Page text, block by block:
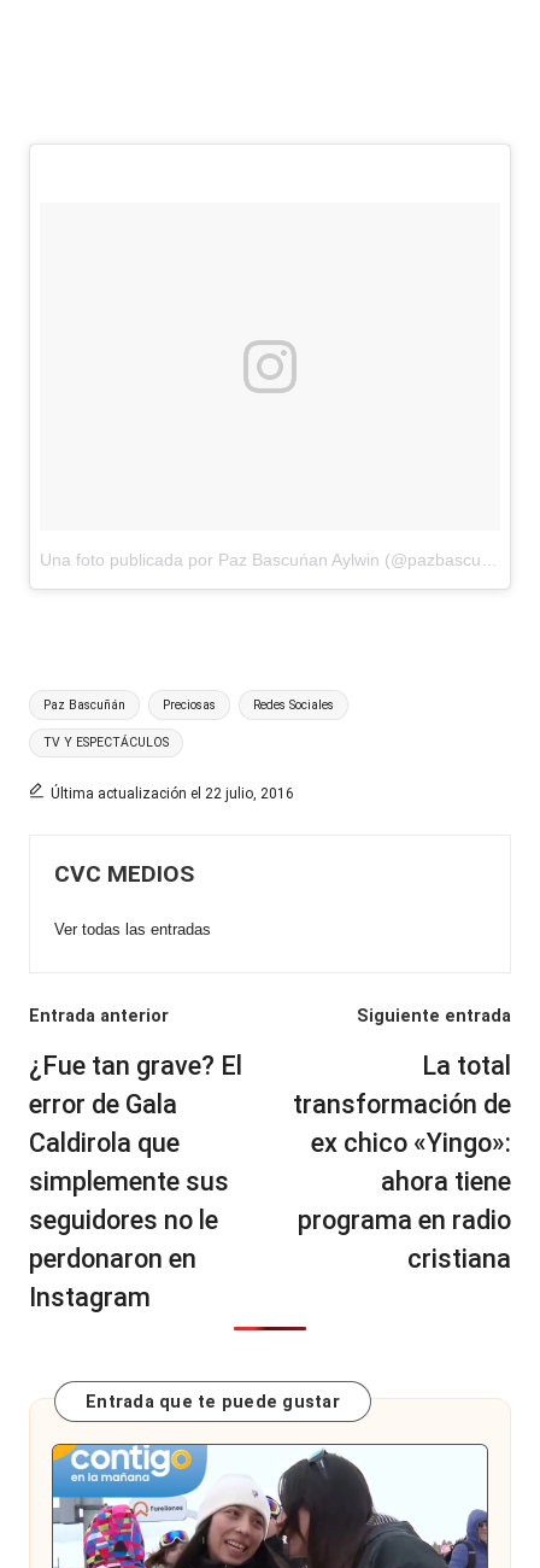
Una foto publicada por Paz Bascuńan Aylwin (@pazbascuactriz)
Etiquetas:
Paz Bascuñán Preciosas Redes Sociales
TV Y ESPECTÁCULOS
Última actualización el 22 julio, 2016
CVC MEDIOS
Ver todas las entradas
Navegación
de
entradas
Entrada anterior
¿Fue tan grave? El
error de Gala
Caldirola que
simplemente sus
seguidores no le
perdonaron en
Instagram
Siguiente entrada
La total
transformación de
ex chico «Yingo»:
ahora tiene
programa en radio
cristiana
Entrada que te puede gustar